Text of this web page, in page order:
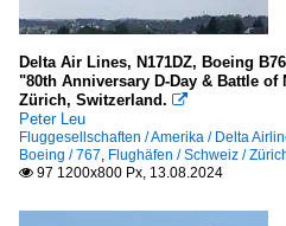
Delta Air Lines, N171DZ, Boeing
"80th Anniversary D-Day & Battle of
Zürich, Switzerland. 
Peter Leu
Fluggesellschaften / Amerika / Delta
Boeing / 767, Flughäfen / Schweiz /
 97 1200x800 Px, 13.08.2024